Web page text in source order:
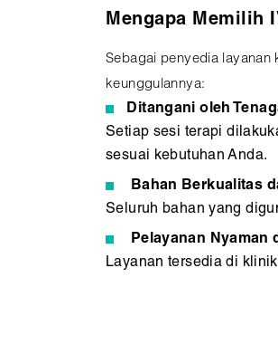
Mengapa Memilih
Sebagai penyedia layanan
keunggulannya:
Ditangani oleh
Setiap sesi terapi
sesuai kebutuhan Anda.
Bahan Berkualitas
Seluruh bahan yang
Pelayanan Nyaman
Layanan tersedia di